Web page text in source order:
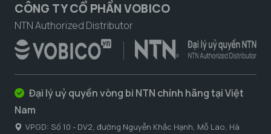
CÔNG TY CỔ PHẦN VOBICO
NTN Authorized Distributor
Đại lý uỷ quyền vòng bi NTN chính hãng tại Việt
Nam
VPGD: Số 10 - DV2, đường Nguyễn Khắc Hạnh, Mỗ Lao, Hà